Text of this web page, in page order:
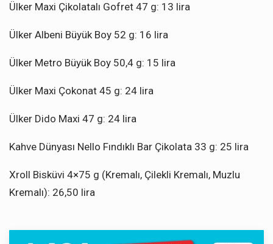
Ülker Maxi Çikolatalı Gofret 47 g: 13 lira
Ülker Albeni Büyük Boy 52 g: 16 lira
Ülker Metro Büyük Boy 50,4 g: 15 lira
Ülker Maxi Çokonat 45 g: 24 lira
Ülker Dido Maxi 47 g: 24 lira
Kahve Dünyası Nello Fındıklı Bar Çikolata 33 g: 25 lira
Xroll Bisküvi 4×75 g (Kremalı, Çilekli Kremalı, Muzlu
Kremalı): 26,50 lira